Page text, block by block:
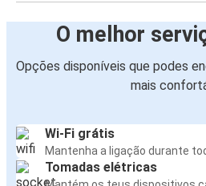
O melhor
Opções disponíveis que podes
mais
Wi-Fi grátis
Mantenha a ligação durante
Tomadas elétricas